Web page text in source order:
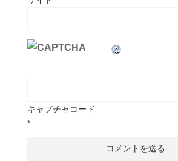
キャプチャコード
*